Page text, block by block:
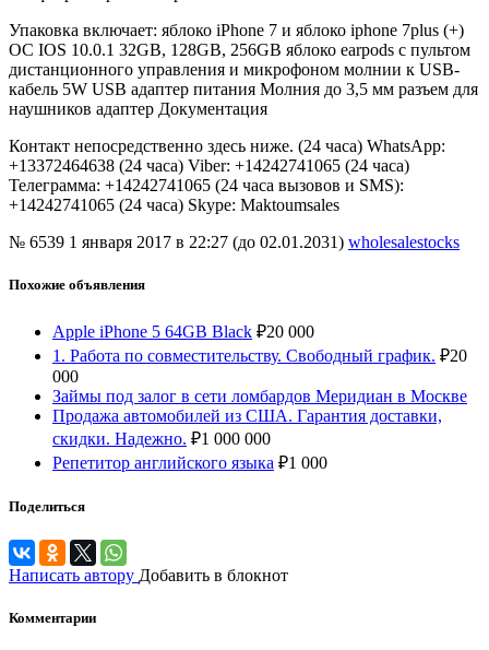
Упаковка включает: яблоко iPhone 7 и яблоко iphone 7plus (+)
ОС IOS 10.0.1 32GB, 128GB, 256GB яблоко earpods с пультом
дистанционного управления и микрофоном молнии к USB-
кабель 5W USB адаптер питания Молния до 3,5 мм разъем для
наушников адаптер Документация
Контакт непосредственно здесь ниже. (24 часа) WhatsApp:
+13372464638 (24 часа) Viber: +14242741065 (24 часа)
Телеграмма: +14242741065 (24 часа вызовов и SMS):
+14242741065 (24 часа) Skype: Maktoumsales
№ 6539 1 января 2017 в 22:27 (до 02.01.2031) wholesalestocks
Похожие объявления
Apple iPhone 5 64GB Black ₽20 000
1. Работа по совместительству. Свободный график. ₽20
000
Займы под залог в сети ломбардов Меридиан в Москве
Продажа автомобилей из США. Гарантия доставки,
скидки. Надежно. ₽1 000 000
Репетитор английского языка ₽1 000
Поделиться
Написать автору Добавить в блокнот
Комментарии